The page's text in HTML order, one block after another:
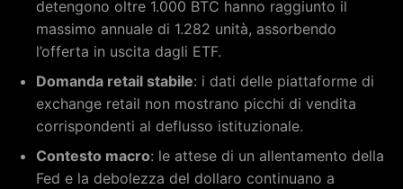
detengono oltre 1.000 BTC hanno raggiunto il
massimo annuale di 1.282 unità, assorbendo
l’offerta in uscita dagli ETF.
Domanda retail stabile: i dati delle piattaforme di
exchange retail non mostrano picchi di vendita
corrispondenti al deflusso istituzionale.
Contesto macro: le attese di un allentamento della
Fed e la debolezza del dollaro continuano a